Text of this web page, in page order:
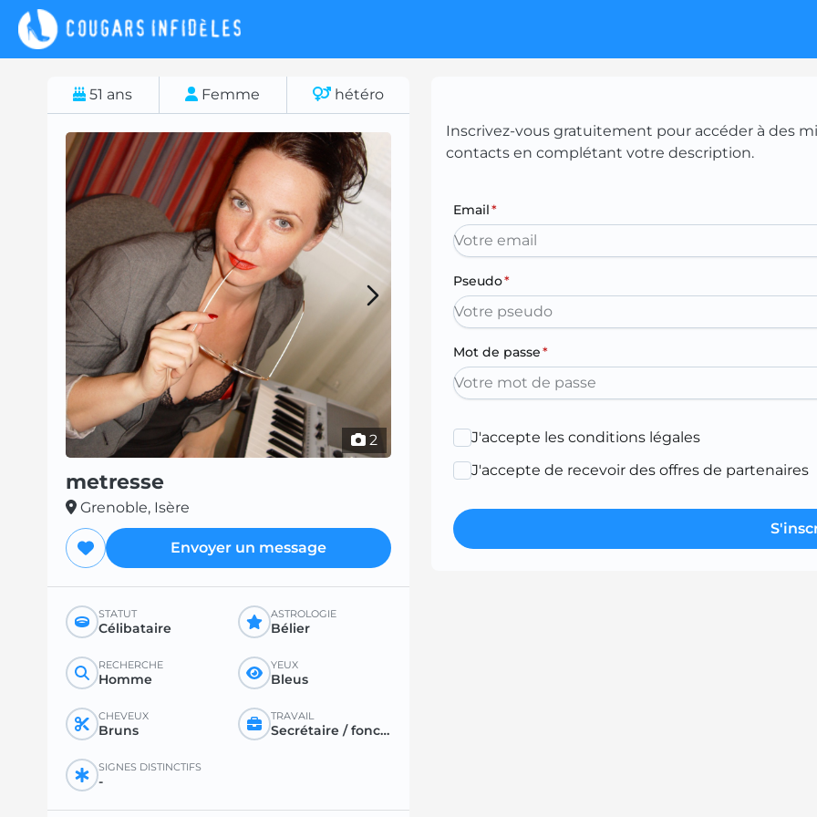
51 ans Femme hétéro
2
metresse
Grenoble, Isère
Envoyer un message
STATUT
Célibataire
ASTROLOGIE
Bélier
RECHERCHE
Homme
YEUX
Bleus
CHEVEUX
Bruns
TRAVAIL
Secrétaire / fonctionnaire / instituteur
SIGNES DISTINCTIFS
-
Inscrivez-vous gratuitement pour accéder à des
contacts en complétant votre description.
Email*
Pseudo*
Mot de passe*
J'accepte les conditions légales
J'accepte de recevoir des offres de partenaires